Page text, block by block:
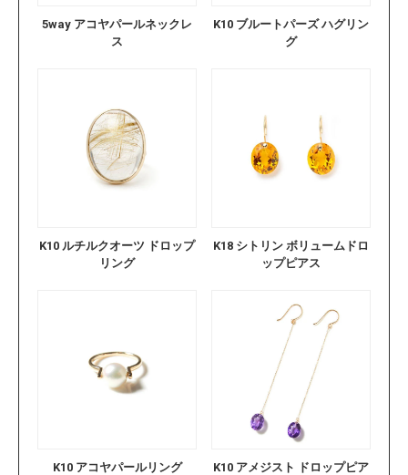
5way アコヤパールネックレ
ス
K10 ブルートパーズ ハグリン
グ
K10 ルチルクオーツ ドロップ
リング
K18 シトリン ボリュームドロ
ップピアス
K10 アコヤパールリング
K10 アメジスト ドロップピア